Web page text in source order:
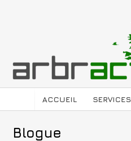
ACCUEIL SERVICES
Blogue